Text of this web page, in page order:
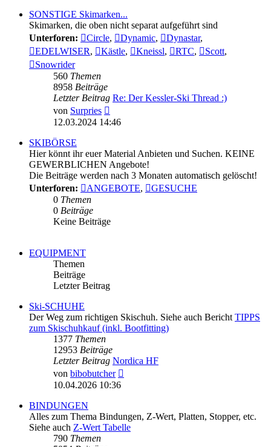
SONSTIGE Skimarken...
Skimarken, die oben nicht separat aufgeführt sind
Unterforen:
Circle, Dynamic, Dynastar,
EDELWISER, Kästle, Kneissl, RTC, Scott,
Snowrider
560 Themen
8958 Beiträge
Letzter Beitrag Re: Der Kessler-Ski Thread :)
von Surpries
Beitrag
12.03.2024 14:46
SKIBÖRSE
Hier könnt ihr euer Material Anbieten und Suchen. KEINE
GEWERBLICHEN Angebote!
Die Beiträge werden nach 3 Monaten automatisch gelöscht!
Unterforen:
ANGEBOTE,
GESUCHE
0 Themen
0 Beiträge
Keine Beiträge
EQUIPMENT
Themen
Beiträge
Letzter Beitrag
Ski-SCHUHE
Der Weg zum richtigen Skischuh. Siehe auch BerichtTIPPS
zum Skischuhkauf (inkl. Bootfitting)
1377 Themen
12953 Beiträge
Letzter Beitrag Nordica HF
von bibobutcher
10.04.2026 10:36
BINDUNGEN
Alles zum Thema Bindungen, Z-Wert, Platten, Stopper, etc.
Siehe auch Z-Wert Tabelle
790 Themen